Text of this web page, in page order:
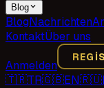
Blog
BlogNachrichten
KontaktÜber uns
Anmelden
🇹🇷TR🇬🇧EN🇷🇺